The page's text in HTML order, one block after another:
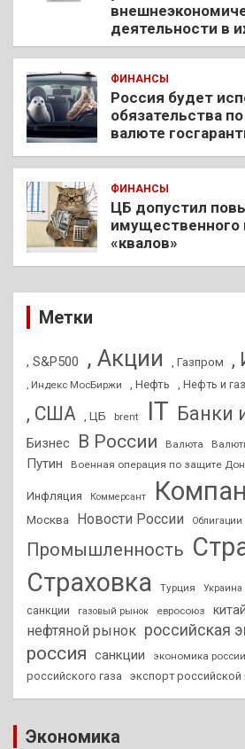
деятельности в
ФИНАНСЫ
Россия будет
обязательства
валюте
ФИНАНСЫ
ЦБ допустил
имущественного
«квалов»
Метки
, S&P500 , Акции , Газпром ,
, Индекс МосБиржи , Нефть , Нефть и газ
, США , ЦБ brent IT Банки
Бизнес В России Валюта
Путин
Военная операция по защите
Инфляция Коммерсант
Москва Новости России Облигации
Промышленность
Страховка
Турция Украина
санкции
газовый рынок евросоюз китай
нефтяной рынок российская
россия санкции экономика россии
российского газа
экспорт российской
Экономика